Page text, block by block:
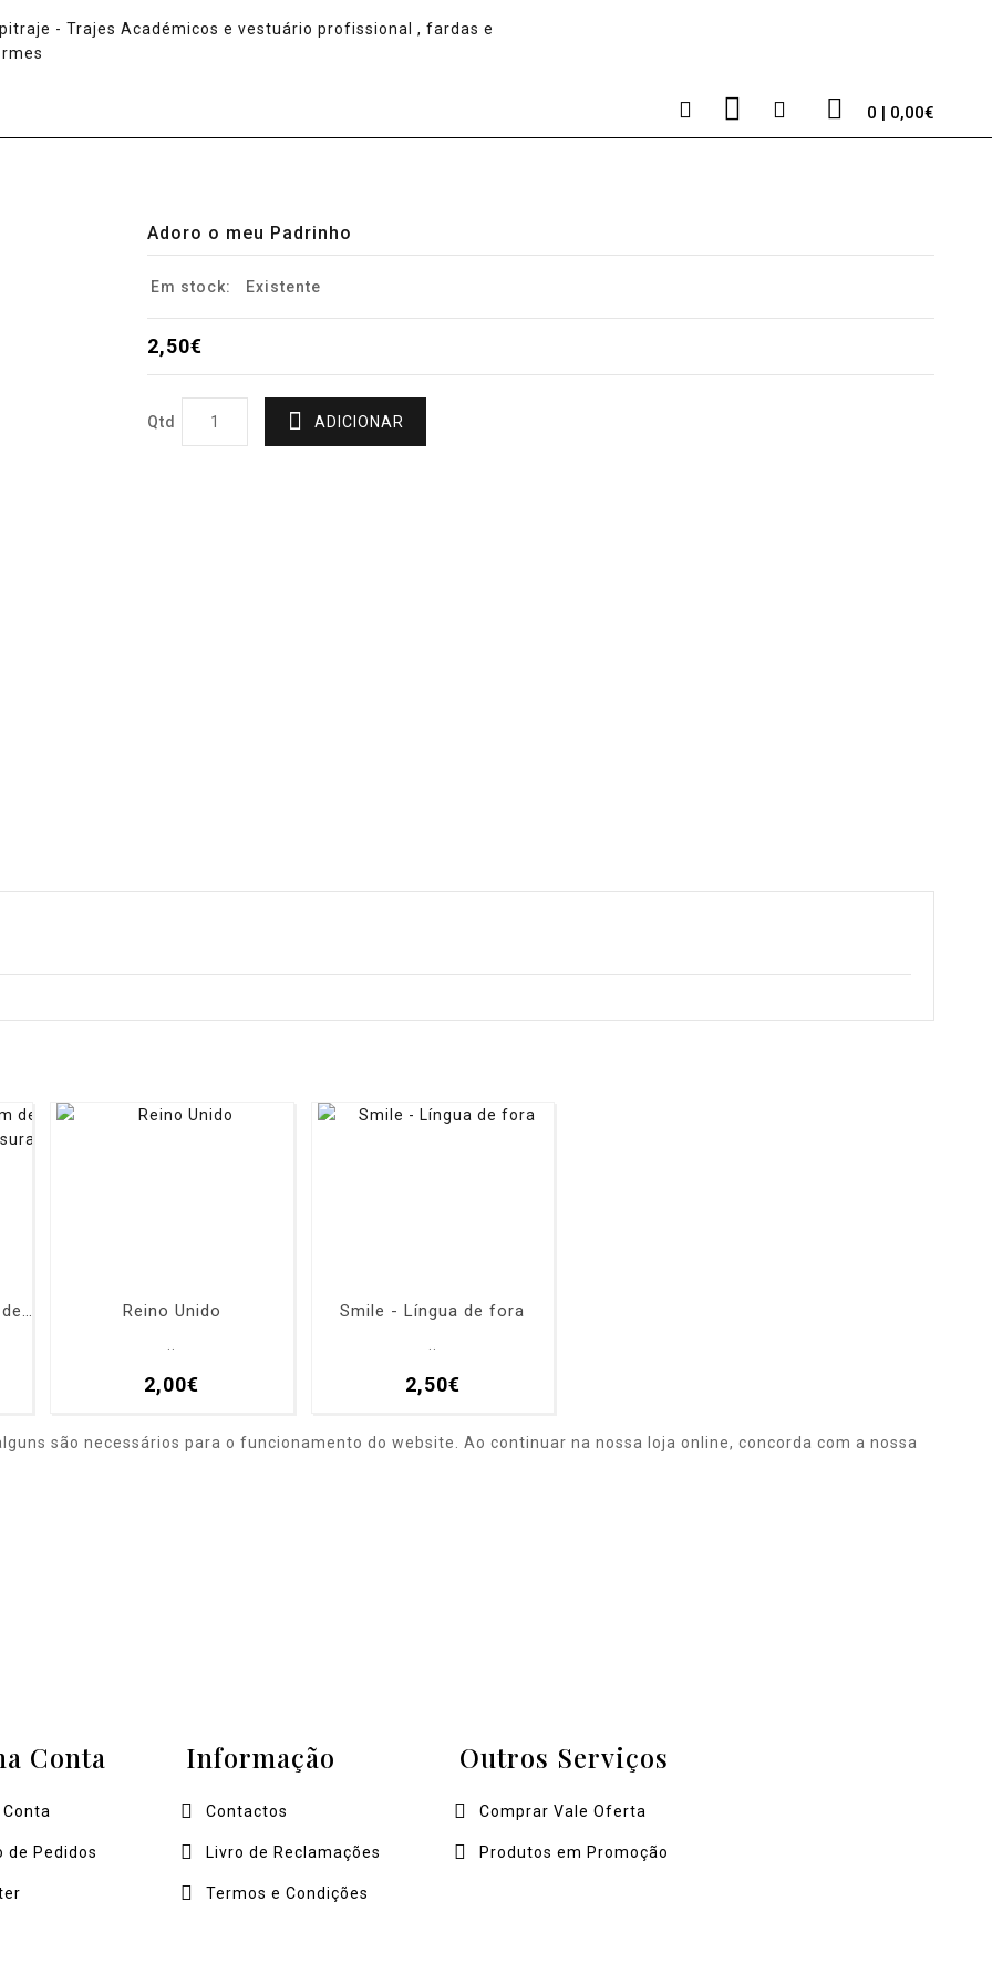
0 | 0,00€
Adoro o meu Padrinho
Em stock: Existente
2,50€
Qtd ADICIONAR
Baixinhas O que não tem de altura, elas tem de Gostosura Reino Unido
2,00€
Smile - Língua de fora
2,50€
são necessários para o funcionamento do website. Ao continuar na nossa loja online, concorda com a nossa
Conta
de Pedidos
Informação
Contactos
Livro de Reclamações
Termos e Condições
Outros Serviços
Comprar Vale Oferta
Produtos em Promoção